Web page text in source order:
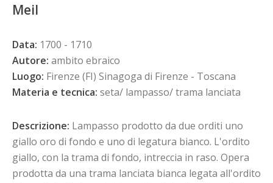
Meil
Data: 1700 - 1710
Autore: ambito ebraico
Luogo: Firenze (FI) Sinagoga di Firenze - Toscana
Materia e tecnica: seta/ lampasso/ trama lanciata
Descrizione: Lampasso prodotto da due orditi uno
giallo oro di fondo e uno di legatura bianco. L'ordito
giallo, con la trama di fondo, intreccia in raso. Opera
prodotta da una trama lanciata bianca legata all'ordito